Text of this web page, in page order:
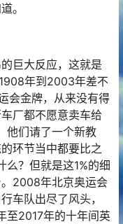
。
巨大反应，这就是
年到2003年差不
会金牌，从来没有得
厂都不愿意卖车给
他们请了一个新教
环节当中都要比之
么？但就是这1%的细
2008年北京奥运会
车队出尽了风头，
至2017年的十年间英